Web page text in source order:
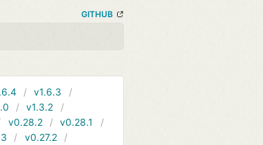
GITHUB
v1.6.3
v1.3.2
v0.28.2
v0.28.1
v0.27.2